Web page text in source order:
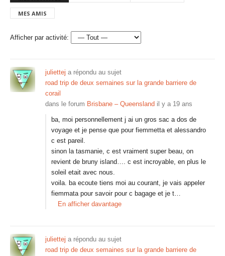
MES AMIS
Afficher par activité:
juliettej a répondu au sujet
road trip de deux semaines sur la grande barriere de
corail
dans le forum Brisbane – Queensland il y a 19 ans
ba, moi personnellement j ai un gros sac a dos de
voyage et je pense que pour fiemmetta et alessandro
c est pareil.
sinon la tasmanie, c est vraiment super beau, on
revient de bruny island…. c est incroyable, en plus le
soleil etait avec nous.
voila. ba ecoute tiens moi au courant, je vais appeler
fiemmata pour savoir pour c bagage et je t…
En afficher davantage
juliettej a répondu au sujet
road trip de deux semaines sur la grande barriere de